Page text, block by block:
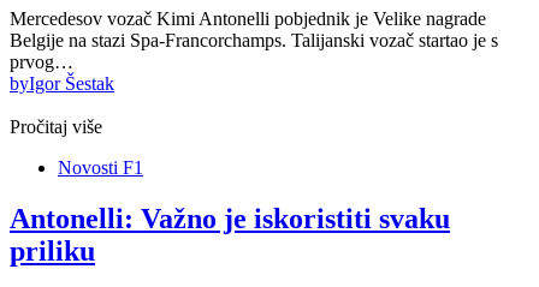
Mercedesov vozač Kimi Antonelli pobjednik je Velike nagrade
Belgije na stazi Spa-Francorchamps. Talijanski vozač startao je s
prvog…
byIgor Šestak
Pročitaj više
Novosti F1
Antonelli: Važno je iskoristiti svaku
priliku